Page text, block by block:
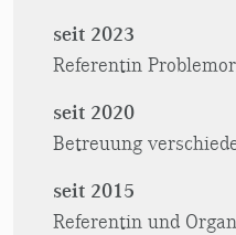
seit 2023
Referentin
seit 2020
Betreuung
seit 2015
Referentin und